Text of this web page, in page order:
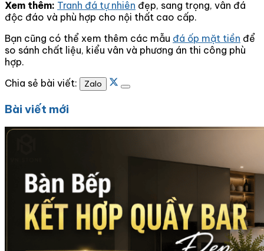
Xem thêm: Tranh đá tự nhiên đẹp, sang trọng, vân đá
độc đáo và phù hợp cho nội thất cao cấp.
Bạn cũng có thể xem thêm các mẫu đá ốp mặt tiền để
so sánh chất liệu, kiểu vân và phương án thi công phù
hợp.
Chia sẻ bài viết:
Zalo
Bài viết mới